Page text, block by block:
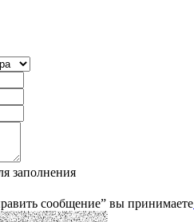
заполнения
сообщение” вы принимаете